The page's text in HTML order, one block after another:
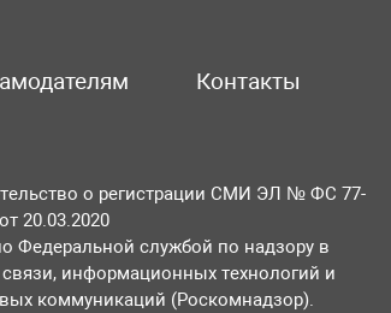
Контакты
о регистрации СМИ ЭЛ № ФС 77-
20.03.2020
Федеральной службой по надзору в
информационных технологий и
коммуникаций (Роскомнадзор).